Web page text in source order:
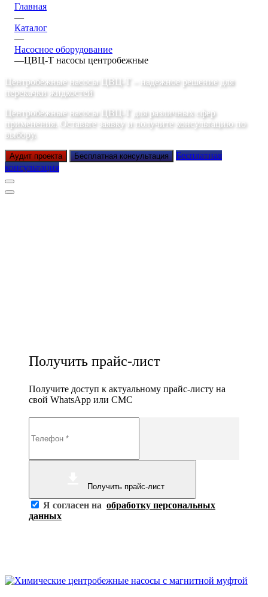
Главная
—
Каталог
—
Насосное оборудование
—ЦВЦ-Т насосы центробежные
Центробежные насосы ЦВЦ-Т – надежное решение для
перекачки жидкостей
Центробежные насосы ЦВЦ-Т для различных сфер
применения. Оставьте заявку и получите консультацию по
выбору.
Аудит проекта Бесплатная консультация
Бесплатная
консультация
Получить прайс-лист
Получите доступ к актуальному прайс-листу на
свой WhatsApp или СМС
Получить прайс-лист
Я согласен на обработку персональных
данных